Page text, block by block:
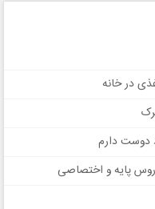
در خانه
دوست دارم
دروس پایه و اختصاصی